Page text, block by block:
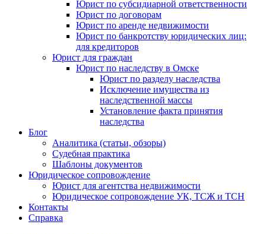
Юрист по субсидиарной ответственности
Юрист по договорам
Юрист по аренде недвижимости
Юрист по банкротству юридических лиц:
для кредиторов
Юрист для граждан
Юрист по наследству в Омске
Юрист по разделу наследства
Исключение имущества из
наследственной массы
Установление факта принятия
наследства
Блог
Аналитика (статьи, обзоры)
Судебная практика
Шаблоны документов
Юридическое сопровождение
Юрист для агентства недвижимости
Юридическое сопровождение УК, ТСЖ и ТСН
Контакты
Справка